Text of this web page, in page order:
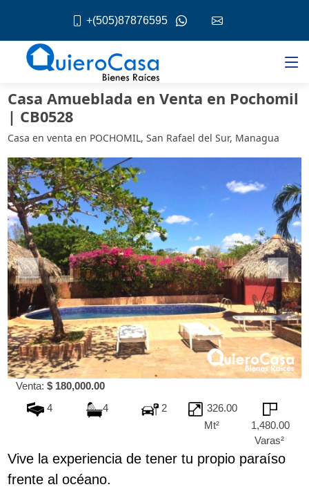
+(505)87876595
Casa Amueblada en Venta en Pochomil
| CB0528
Casa en venta en POCHOMIL, San Rafael del Sur, Managua
Venta: $ 180,000.00
4
4 2
326.00
Mt²
1,480.00
Varas²
Vive la experiencia de tener tu propio paraíso
frente al océano.